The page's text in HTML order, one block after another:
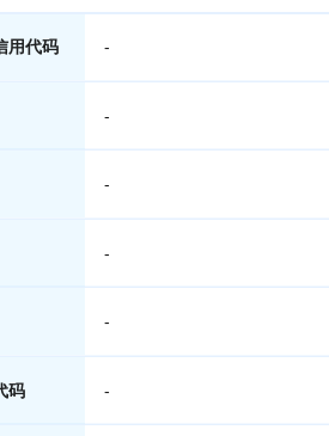
用代码 -
-
-
-
-
码 -